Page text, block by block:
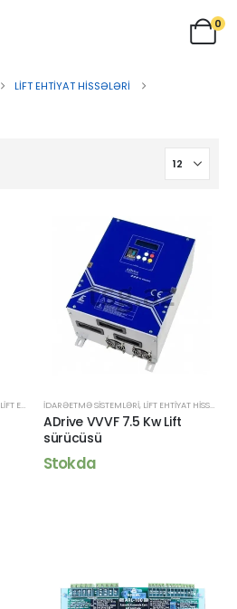
0
LIFT EHTIYAT HISSƏLƏRI
LIFT EHTIYAT HISSƏLƏRI İDARƏETMƏ SISTEMLƏRI, LIFT EHTIYAT HISSƏLƏRI
ADrive VVVF 7.5 Kw Lift
sürücüsü
Stokda